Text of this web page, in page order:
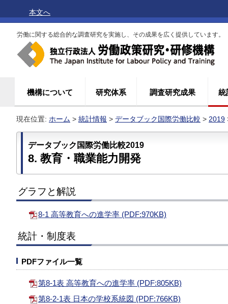
本文へ
労働に関する総合的な調査研究を実施し、その成果を広く提供しています。
機構について 研究体系 調査研究成果 統
現在位置: ホーム > 統計情報 > データブック国際労働比較 > 2019
データブック国際労働比較2019
8. 教育・職業能力開発
グラフと解説
8-1 高等教育への進学率 (PDF:970KB)
統計・制度表
PDFファイル一覧
第8-1表 高等教育への進学率 (PDF:805KB)
第8-2-1表 日本の学校系統図 (PDF:766KB)